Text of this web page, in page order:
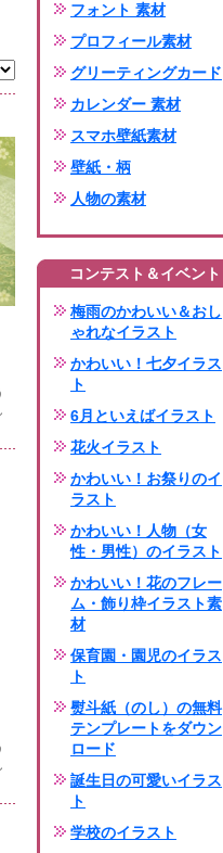
フォント 素材
プロフィール素材
グリーティングカード
カレンダー 素材
スマホ壁紙素材
壁紙・柄
人物の素材
コンテスト＆イベント
梅雨のかわいい＆おし
ゃれなイラスト
かわいい！七夕イラス
ト
6月といえばイラスト
花火イラスト
かわいい！お祭りのイ
ラスト
かわいい！人物（女
性・男性）のイラスト
かわいい！花のフレー
ム・飾り枠イラスト素
材
保育園・園児のイラス
ト
熨斗紙（のし）の無料
テンプレートをダウン
ロード
誕生日の可愛いイラス
ト
学校のイラスト